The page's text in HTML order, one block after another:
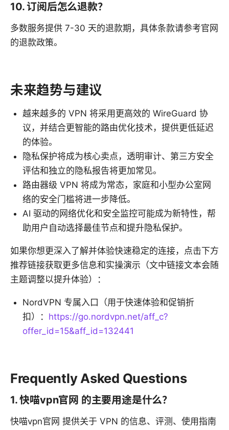
10. 订阅后怎么退款？
多数服务提供 7-30 天的退款期，具体条款请参考官网
的退款政策。
未来趋势与建议
越来越多的 VPN 将采用更高效的 WireGuard 协
议，并结合更智能的路由优化技术，提供更低延迟
的体验。
隐私保护将成为核心卖点，透明审计、第三方安全
评估和独立的隐私报告将更加常见。
路由器级 VPN 将成为常态，家庭和小型办公室网
络的安全门槛将进一步降低。
AI 驱动的网络优化和安全监控可能成为新特性，帮
助用户自动选择最佳节点和提升隐私保护。
如果你想更深入了解并体验快速稳定的连接，点击下方
推荐链接获取更多信息和实操演示（文中链接文本会随
主题调整以提升体验）：
NordVPN 专属入口（用于快速体验和促销折
扣）： https://go.nordvpn.net/aff_c?
offer_id=15&aff_id=132441
Frequently Asked Questions
1. 快喵vpn官网 的主要用途是什么？
快喵vpn官网 提供关于 VPN 的信息、评测、使用指南